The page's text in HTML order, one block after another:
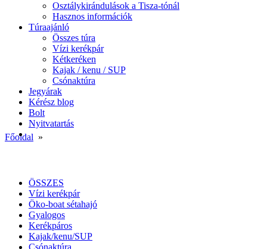
Osztálykirándulások a Tisza-tónál
Hasznos információk
Túraajánló
Összes túra
Vízi kerékpár
Kétkeréken
Kajak / kenu / SUP
Csónaktúra
Jegyárak
Kérész blog
Bolt
Nyitvatartás
Főoldal »
ÖSSZES
Vízi kerékpár
Öko-boat sétahajó
Gyalogos
Kerékpáros
Kajak/kenu/SUP